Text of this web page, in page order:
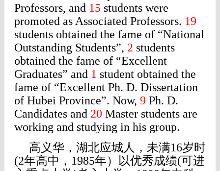
Professors, and 15 students were
promoted as Associated Professors. 19
students obtained the fame of “National
Outstanding Students”, 2 students
obtained the fame of “Excellent
Graduates” and 1 student obtained the
fame of “Excellent Ph. D. Dissertation
of Hubei Province”. Now, 9 Ph. D.
Candidates and 20 Master students are
working and studying in his group.
高义华，湖北应城人，未满16岁时
(2年高中，1985年）以优秀成绩(可进